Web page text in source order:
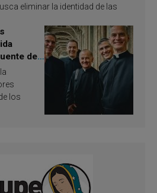
eliminar la identidad de las
de
los